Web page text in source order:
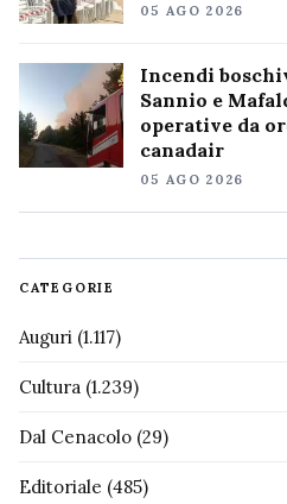
05 AGO 2026
Incendi
Sannio e
operative da
canadair
05 AGO 2026
CATEGORIE
Auguri (1.117)
Cultura (1.239)
Dal Cenacolo (29)
Editoriale (485)